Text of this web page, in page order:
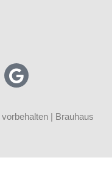
| Brauhaus